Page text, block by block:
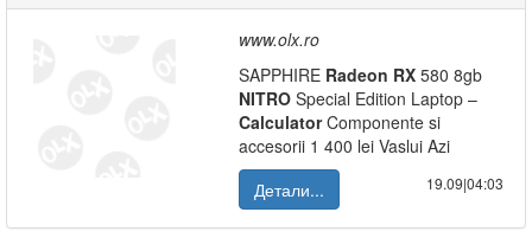
www.olx.ro
SAPPHIRE Radeon RX 580 8gb
NITRO Special Edition Laptop –
CalculatorComponente si
accesorii 1 400 lei Vaslui Azi
Детали...
19.09|04:03